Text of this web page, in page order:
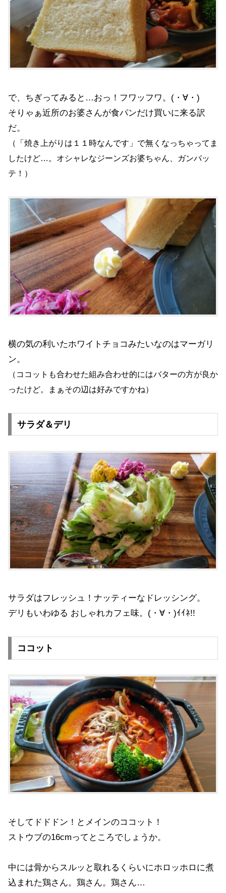
で、ちぎってみると…おっ！フワッフワ。(・∀・)
そりゃぁ近所のお婆さんが食パンだけ買いに来る訳
だ。
（「焼き上がりは１１時なんです」で無くなっちゃってま
したけど…。オシャレなジーンズお婆ちゃん、ガンバッ
テ！）
横の気の利いたホワイトチョコみたいなのはマーガリ
ン。
（ココットも合わせた組み合わせ的にはバターの方が良か
ったけど。まぁその辺は好みですかね）
サラダ＆デリ
サラダはフレッシュ！ナッティーなドレッシング。
デリもいわゆる おしゃれカフェ味。(・∀・)ｲｲﾈ!!
ココット
そしてドドドン！とメインのココット！
ストウブの16cmってところでしょうか。
中には骨からスルッと取れるくらいにホロッホロに煮
込まれた鶏さん。鶏さん。鶏さん…